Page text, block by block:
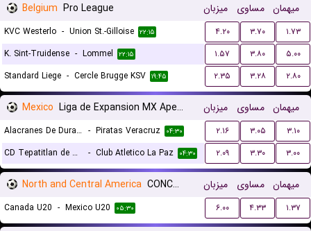
Belgium Pro League میزبان مساوی میهمان
KVC Westerlo - Union St.-Gilloise ۲۲:۱۵ ۴.۲۰ ۳.۷۰
۱.۷۳
K. Sint-Truidense - Lommel ۲۲:۱۵ ۱.۵۷ ۳.۸۰
۵.۰۰
Standard Liege - Cercle Brugge KSV ۱۹:۴۵ ۲.۳۵ ۳.۲۸ ۲.۸۰
Mexico Liga de Expansion MX Apertura میزبان مساوی میهمان
Alacranes De Durango - Piratas Veracruz ۰۴:۳۰ ۲.۱۶ ۳.۰۵
۳.۱۰
CD Tepatitlan de Morelos
- Club Atletico La Paz ۰۴:۳۰ ۲.۰۹ ۳.۳۰ ۳.۰۰
North and Central America CONCACAF Championship U20 میزبان مساوی میهمان
Canada U20 - Mexico U20 ۰۵:۳۰ ۶.۰۰ ۴.۳۳ ۱.۳۷